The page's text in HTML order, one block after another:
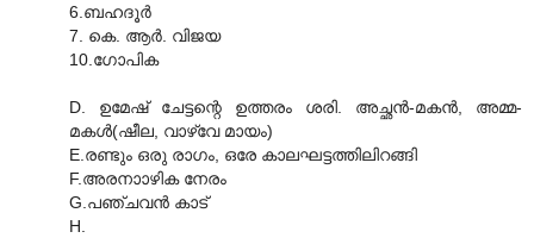
6.ബഹദൂര്‍
7. കെ. ആര്‍. വിജയ
10.ഗോപിക
D. ഉമേഷ് ചേട്ടന്റെ ഉത്തരം ശരി. അച്ഛന്‍-മകന്‍, അമ്മ-
മകള്‍(ഷീല, വാഴ്വേ മായം)
E.രണ്ടും ഒരു രാഗം, ഒരേ കാലഘട്ടത്തിലിറങ്ങി
F.അരനാ‍ാഴിക നേരം
G.പഞ്ചവന്‍ കാട്
H.